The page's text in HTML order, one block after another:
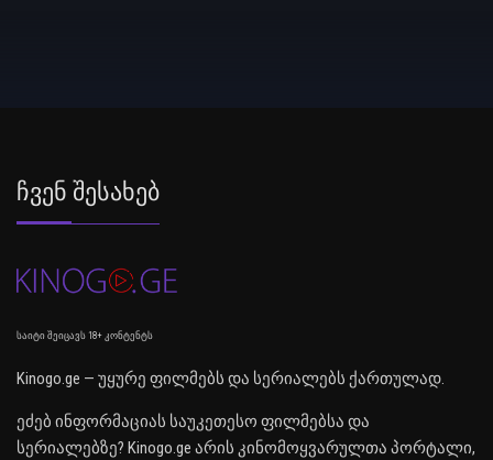
Ჩვენ Შესახებ
საიტი შეიცავს 18+ კონტენტს
Kinogo.ge — უყურე ფილმებს და სერიალებს ქართულად.
ეძებ ინფორმაციას საუკეთესო ფილმებსა და
სერიალებზე? Kinogo.ge არის კინომოყვარულთა პორტალი,